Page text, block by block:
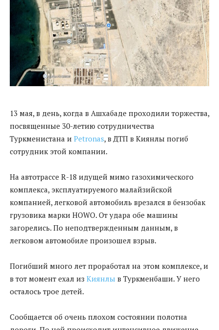
13 мая, в день, когда в Ашхабаде проходили торжества,
посвященные 30-летию сотрудничества
Туркменистана и Petronas, в ДТП в Киянлы погиб
сотрудник этой компании.
На автотрассе R-18 идущей мимо газохимического
комплекса, эксплуатируемого малайзийской
компанией, легковой автомобиль врезался в бензобак
грузовика марки HOWO. От удара обе машины
загорелись. По неподтвержденным данным, в
легковом автомобиле произошел взрыв.
Погибший много лет проработал на этом комплексе, и
в тот момент ехал из Киянлы в Туркменбаши. У него
осталось трое детей.
Сообщается об очень плохом состоянии полотна